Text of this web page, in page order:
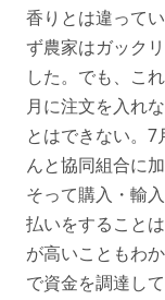
香りとは違って
ず農家はガック
した。でも、こ
月に注文を入れ
とはできない。7
んと協同組合に
そって購入・輸
払いをすること
が高いこともわ
で資金を調達し